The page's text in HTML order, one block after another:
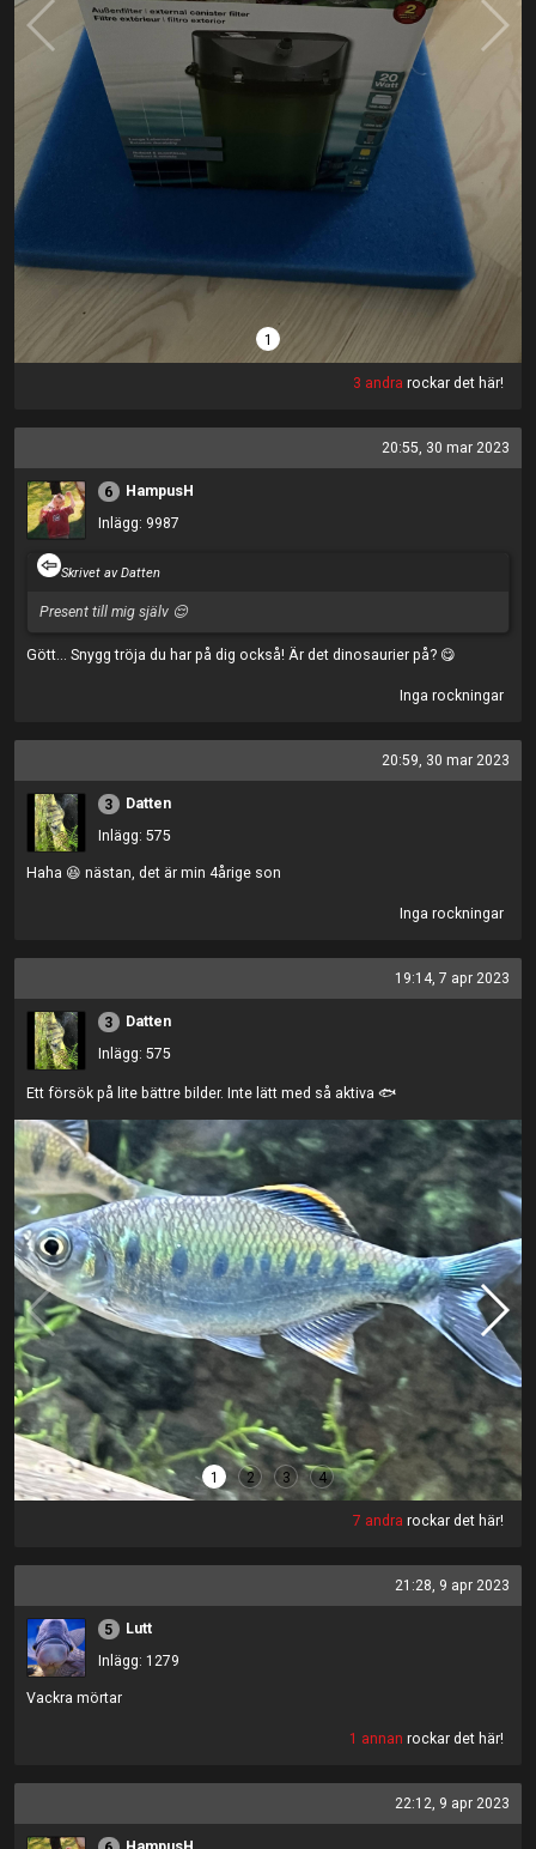
1
3 andra rockar det här!
20:55, 30 mar 2023
6
HampusH
Inlägg: 9987
Skrivet av Datten
Present till mig själv 😌
Gött... Snygg tröja du har på dig också! Är det dinosaurier på? 😋
Inga rockningar
20:59, 30 mar 2023
3
Datten
Inlägg: 575
Haha 😆 nästan, det är min 4årige son
Inga rockningar
19:14, 7 apr 2023
3
Datten
Inlägg: 575
Ett försök på lite bättre bilder. Inte lätt med så aktiva 🐟
1 2 3 4
7 andra rockar det här!
21:28, 9 apr 2023
5
Lutt
Inlägg: 1279
Vackra mörtar
1 annan rockar det här!
22:12, 9 apr 2023